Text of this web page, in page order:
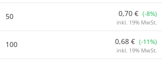
50 0,70 € (-8%)
inkl. 19% MwSt.
100 0,68 € (-11%)
inkl. 19% MwSt.